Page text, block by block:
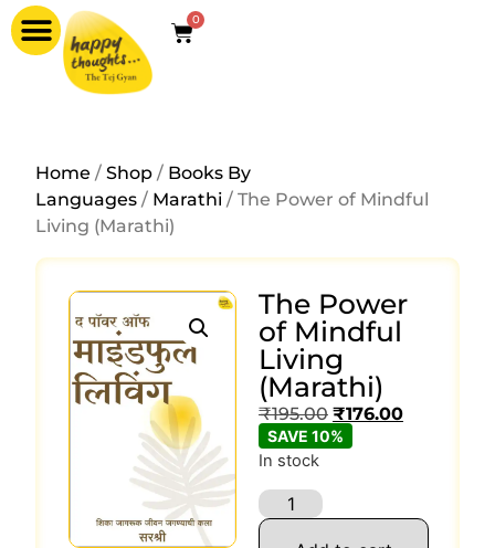
0
Home /Shop / Books By
Languages / Marathi / The Power of Mindful
Living (Marathi)
The Power
of Mindful
Living
(Marathi)
₹195.00 ₹176.00
SAVE 10%
In stock